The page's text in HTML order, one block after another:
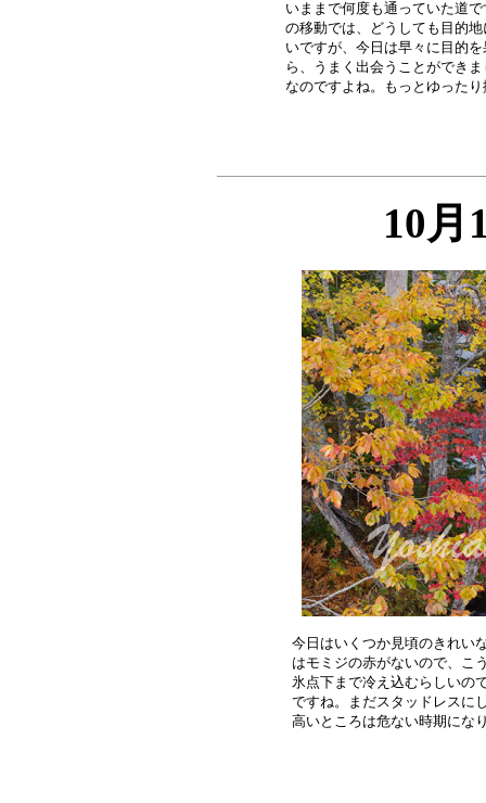
いままで何度も通っていた道
の移動では、どうしても目的
いですが、今日は早々に目的
ら、うまく出会うことができ
10月
今日はいくつか見頃のきれい
はモミジの赤がないので、こ
氷点下まで冷え込むらしいの
ですね。まだスタッドレスに